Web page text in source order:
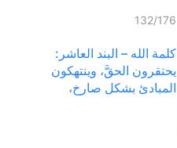
132/176
كلمة الله – البند العاشر:
يحتقرون الحقَّ، وينتهكون
المبادئ بشكل صارخ،